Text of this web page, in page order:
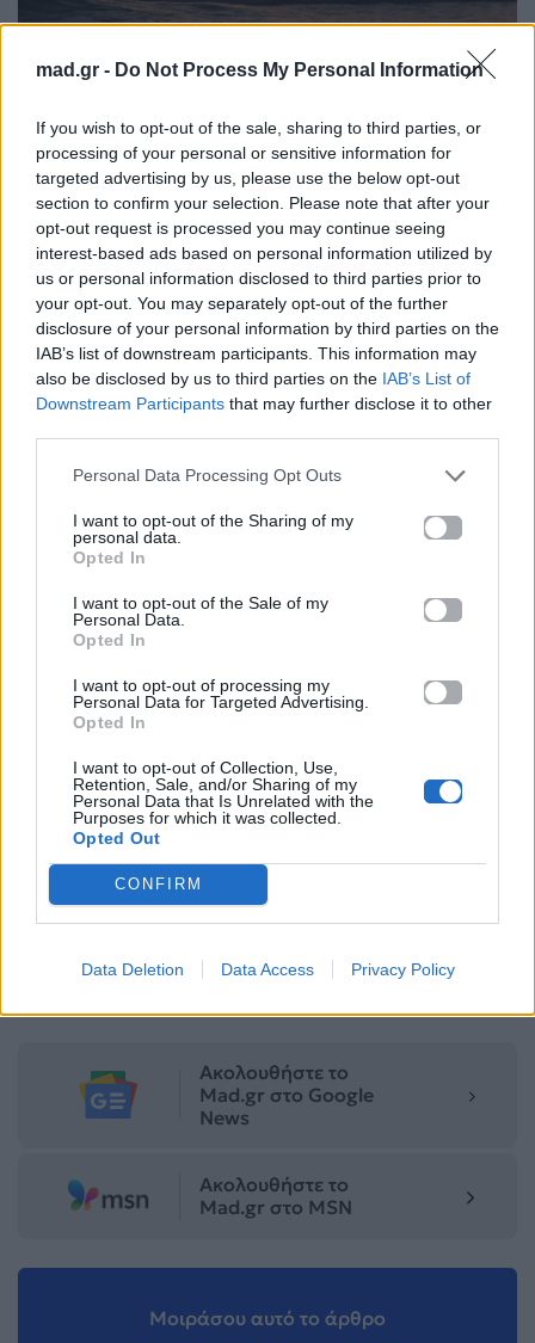
mad.gr - Do Not Process My Personal Information
If you wish to opt-out of the sale, sharing to third parties, or
processing of your personal or sensitive information for
targeted advertising by us, please use the below opt-out
section to confirm your selection. Please note that after your
opt-out request is processed you may continue seeing
interest-based ads based on personal information utilized by
us or personal information disclosed to third parties prior to
your opt-out. You may separately opt-out of the further
disclosure of your personal information by third parties on the
IAB’s list of downstream participants. This information may
also be disclosed by us to third parties on the IAB’s List of
Downstream Participants that may further disclose it to other
Personal Data Processing Opt Outs
I want to opt-out of the Sharing of my
personal data.
Opted In
I want to opt-out of the Sale of my
Personal Data.
Opted In
I want to opt-out of processing my
Personal Data for Targeted Advertising.
Opted In
I want to opt-out of Collection, Use,
Retention, Sale, and/or Sharing of my
Personal Data that Is Unrelated with the
Purposes for which it was collected.
Opted Out
CONFIRM
Data Deletion Data Access Privacy Policy
Pinterest.com
Δεν είναι η πολυτέλεια ή το κόστος που κάνει ένα
ραντεβού αξέχαστο, αλλάη εμπειρία που
μοιράζονται δύο άνθρωποι. Είτε επιλέξετε ένα
πικνίκ στο ηλιοβασίλεμα, μια δημιουργική βόλτα ή
μια αυθόρμητη εκδρομή, το σημαντικότερο είναι να
όμορφες καλοκαιρινές αναμνήσεις μαζί.
αλλάζει τα πάντα – Είναι το τέλος των
κλασικών σχέσεων;
Το πιο μεγάλο red flag στις σχέσεις που όλοι
αγνοούν
Για σχόλια, μηνύματα ή φωτογραφικό υλικό
σχετικά με τοMad.gr
Facebook, επικοινωνήστε μέσωTwitterή
Ακολουθήστε το
Mad.gr στο Google
News
Ακολουθήστε το
Mad.gr στο MSN
Μοιράσου αυτό το άρθρο